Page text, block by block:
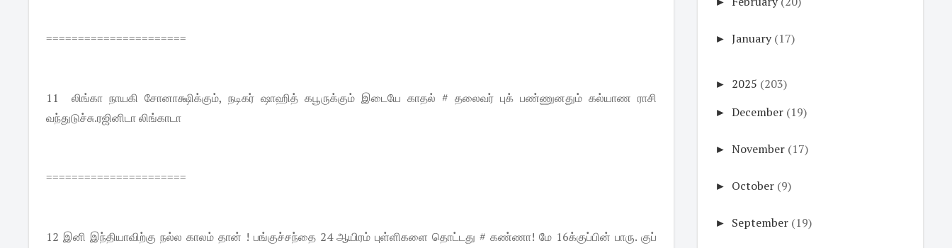
======================
11 லிங்கா நாயகி சோனாக்ஷிக்கும், நடிகர் ஷாஹித் கபூருக்கும் இடையே காதல் # தலைவர் புக் பண்ணுனதும் கல்யாண ராசி
வந்துடுச்சு.ரஜினிடா லிங்காடா
======================
12 இனி இந்தியாவிற்கு நல்ல காலம் தான் ! பங்குச்சந்தை 24 ஆயிரம் புள்ளிகளை தொட்டது # கண்ணா! மே 16க்குப்பின் பாரு. குப்
► January (17)
► 2025 (203)
► December (19)
► November (17)
► October (9)
► September (19)